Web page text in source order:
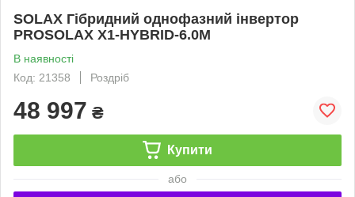
SOLAX Гібридний однофазний інвертор
PROSOLAX Х1-HYBRID-6.0M
В наявності
Код: 21358
Роздріб
48 997 ₴
Купити
або